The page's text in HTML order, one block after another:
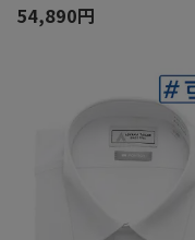
54,890円